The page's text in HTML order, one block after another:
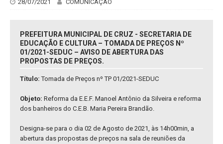
28/07/2021 COMUNICAÇÃO
PREFEITURA MUNICIPAL DE CRUZ - SECRETARIA DE
EDUCAÇÃO E CULTURA – TOMADA DE PREÇOS Nº
01/2021-SEDUC – AVISO DE ABERTURA DAS
PROPOSTAS DE PREÇOS.
Título:Tomada de Preços nº TP 01/2021-SEDUC
Objeto: Reforma da E.E.F. Manoel Antônio da Silveira e reforma
dos banheiros do C.E.B. Maria Pereira Brandão.
Designa-se para o dia 02 de Agosto de 2021, às 14h00min, a
abertura das propostas de preços na sala de reuniões da